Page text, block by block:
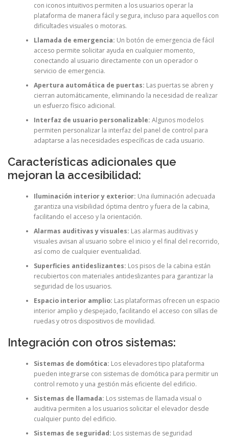
con iconos intuitivos permiten a los usuarios operar la
plataforma de manera fácil y segura, incluso para aquellos con
dificultades visuales o motoras.
Llamada de emergencia: Un botón de emergencia de fácil
acceso permite solicitar ayuda en cualquier momento,
conectando al usuario directamente con un operador o
servicio de emergencia.
Apertura automática de puertas: Las puertas se abren y
cierran automáticamente, eliminando la necesidad de realizar
un esfuerzo físico adicional.
Interfaz de usuario personalizable: Algunos modelos
permiten personalizar la interfaz del panel de control para
adaptarse a las necesidades específicas de cada usuario.
Características adicionales que
mejoran la accesibilidad:
Iluminación interior y exterior: Una iluminación adecuada
garantiza una visibilidad óptima dentro y fuera de la cabina,
facilitando el acceso y la orientación.
Alarmas auditivas y visuales: Las alarmas auditivas y
visuales avisan al usuario sobre el inicio y el final del recorrido,
así como de cualquier eventualidad.
Superficies antideslizantes: Los pisos de la cabina están
recubiertos con materiales antideslizantes para garantizar la
seguridad de los usuarios.
Espacio interior amplio: Las plataformas ofrecen un espacio
interior amplio y despejado, facilitando el acceso con sillas de
ruedas y otros dispositivos de movilidad.
Integración con otros sistemas:
Sistemas de domótica: Los elevadores tipo plataforma
pueden integrarse con sistemas de domótica para permitir un
control remoto y una gestión más eficiente del edificio.
Sistemas de llamada: Los sistemas de llamada visual o
auditiva permiten a los usuarios solicitar el elevador desde
cualquier punto del edificio.
Sistemas de seguridad: Los sistemas de seguridad